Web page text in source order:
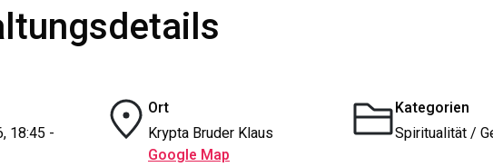
18:45 -
Ort
Krypta Bruder Klaus
Google Map
Kategorien
Spiritualität /